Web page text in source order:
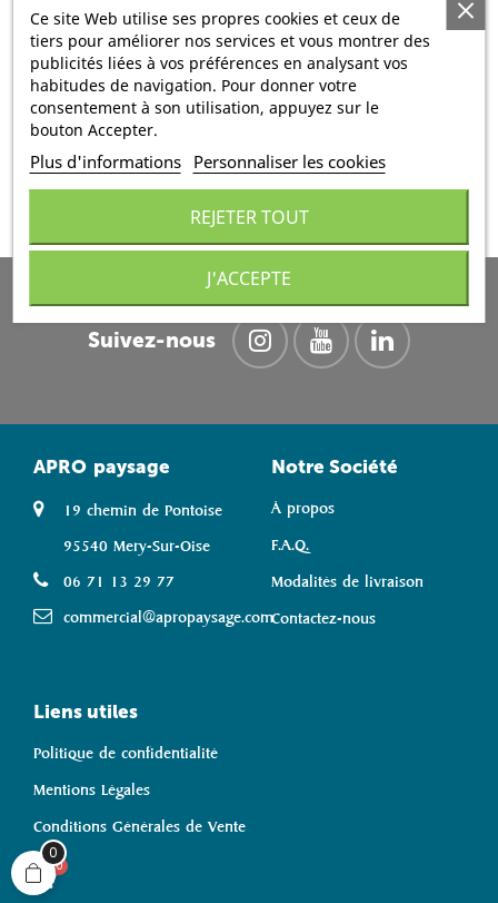
Total TTC 0,00 €
FINALISER
Suivez-nous
APRO paysage
19 chemin de Pontoise
95540 Mery-Sur-Oise
06 71 13 29 77
commercial@apropaysage.com
Ce site Web utilise ses propres cookies et ceux de
tiers pour améliorer nos services et vous montrer des
publicités liées à vos préférences en analysant vos
habitudes de navigation. Pour donner votre
consentement à son utilisation, appuyez sur le
bouton Accepter.
Plus d'informations Personnaliser les cookies
REJETER TOUT
J'ACCEPTE
Notre Société
À propos
F.A.Q.
Modalités de livraison
Contactez-nous
Liens utiles
Politique de confidentialité
Mentions Légales
Conditions Générales de Vente
0
0